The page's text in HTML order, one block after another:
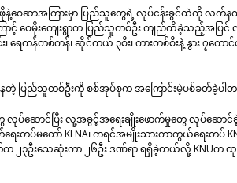
ဝေဆာအကြားမှာ ပြည်သူတွေရဲ့ လုပ်ငန်းခွင်ထဲကို လက်န
င့် ဝေမိုးကျေးရွာက ပြည်သူတစ်ဦး ကျည်ထိခဲ့သည့်အပြင်
း၊ ရေကန်တစ်ကန်၊ ဆိုင်ကယ် ၃စီး၊ ကားတစ်စီးနဲ့ နွား ၇ကော
ပြည်သူတစ်ဦးကို စစ်အုပ်စုက အကြောင်းမဲ့ပစ်ခတ်ခဲ့ပါ
လုပ်ဆောင်ပြီး လူ့အခွင့်အရေးချိုးဖောက်မှုတွေ လုပ်ဆောင်
းတပ်မတော် KLNA၊ ကရင်အမျိုးသားကာကွယ်ရေးတပ်
၂၃ဦးသေဆုံးကာ ၂၆ဦး ဒဏ်ရာ ရရှိခဲ့တယ်လို့ KNUက ထု